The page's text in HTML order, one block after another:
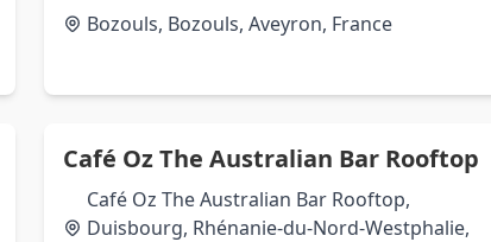
Bozouls, Bozouls, Aveyron, France
Café Oz The Australian Bar Rooftop
Café Oz The Australian Bar Rooftop,
Duisbourg, Rhénanie-du-Nord-Westphalie,